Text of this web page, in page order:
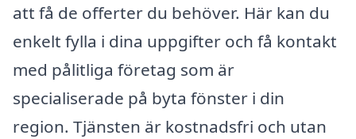
att få de offerter du behöver. Här kan du
enkelt fylla i dina uppgifter och få kontakt
med pålitliga företag som är
specialiserade på byta fönster i din
region. Tjänsten är kostnadsfri och utan